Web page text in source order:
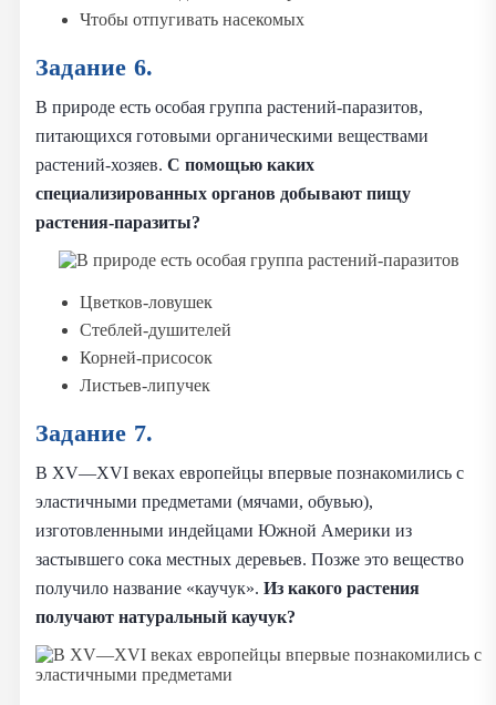
Чтобы отпугивать насекомых
Задание 6.
В природе есть особая группа растений-паразитов,
питающихся готовыми органическими веществами
растений-хозяев. С помощью каких
специализированных органов добывают пищу
растения-паразиты?
Цветков-ловушек
Стеблей-душителей
Корней-присосок
Листьев-липучек
Задание 7.
В XV—XVI веках европейцы впервые познакомились с
эластичными предметами (мячами, обувью),
изготовленными индейцами Южной Америки из
застывшего сока местных деревьев. Позже это вещество
получило название «каучук». Из какого растения
получают натуральный каучук?